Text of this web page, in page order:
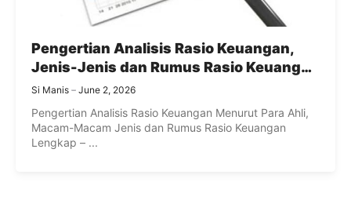
Pengertian Analisis Rasio Keuangan,
Jenis-Jenis dan Rumus Rasio Keuangan
Lengkap
Si Manis June 2, 2026
Pengertian Analisis Rasio Keuangan Menurut Para Ahli,
Macam-Macam Jenis dan Rumus Rasio Keuangan
Lengkap – ...